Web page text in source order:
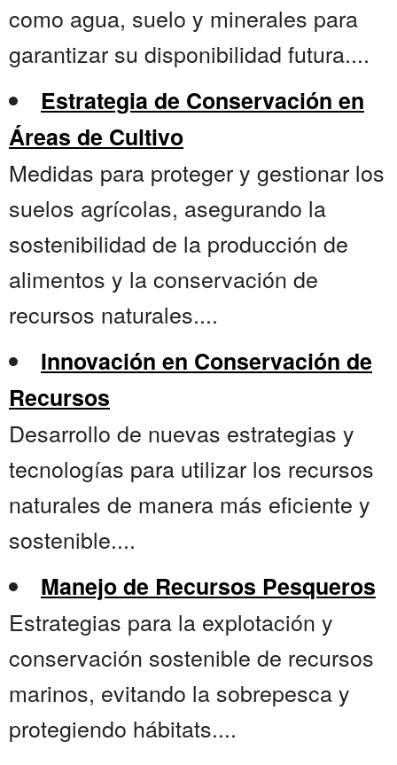
como agua, suelo y minerales para
garantizar su disponibilidad futura....
Estrategia de Conservación en
Áreas de Cultivo
Medidas para proteger y gestionar los
suelos agrícolas, asegurando la
sostenibilidad de la producción de
alimentos y la conservación de
recursos naturales....
Innovación en Conservación de
Recursos
Desarrollo de nuevas estrategias y
tecnologías para utilizar los recursos
naturales de manera más eficiente y
sostenible....
Manejo de Recursos Pesqueros
Estrategias para la explotación y
conservación sostenible de recursos
marinos, evitando la sobrepesca y
protegiendo hábitats....